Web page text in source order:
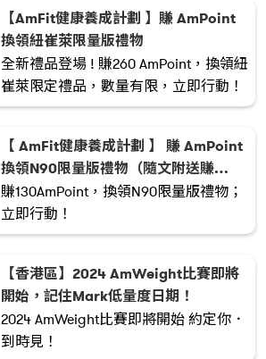
【AmFit健康養成計劃 】賺 AmPoint
換領紐崔萊限量版禮物
全新禮品登場 ! 賺260 AmPoint，換領紐
崔萊限定禮品，數量有限，立即行動！
【 AmFit健康養成計劃 】 賺 AmPoint
換領N90限量版禮物（隨文附送賺
AmPoint升級懶人包）
賺130AmPoint，換領N90限量版禮物；
立即行動！
【香港區】2024 AmWeight比賽即將
開始，記住Mark低量度日期！
2024 AmWeight比賽即將開始 約定你．
到時見！